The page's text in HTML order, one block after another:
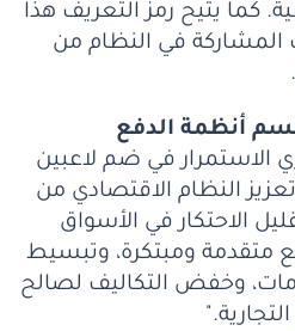
كما يتيح رمز التعريف هذا
في النظام من
أنظمة الدفع
الاستمرار في ضم لاعبين
النظام الاقتصادي من
الاحتكار في الأسواق
متقدمة ومبتكرة، وتبسيط
وخفض التكاليف لصالح